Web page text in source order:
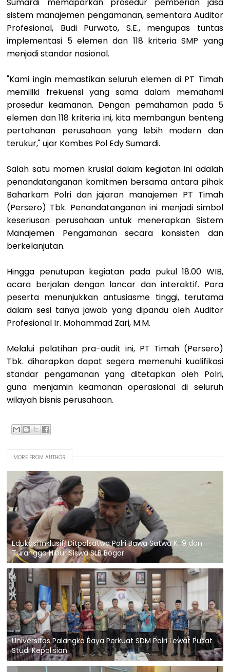
sistem manajemen pengamanan, sementara Auditor
Profesional, Budi Purwoto, S.E., mengupas tuntas
implementasi 5 elemen dan 118 kriteria SMP yang
menjadi standar nasional.
"Kami ingin memastikan seluruh elemen di PT Timah
memiliki frekuensi yang sama dalam memahami
prosedur keamanan. Dengan pemahaman pada 5
elemen dan 118 kriteria ini, kita membangun benteng
pertahanan perusahaan yang lebih modern dan
terukur," ujar Kombes Pol Edy Sumardi.
Salah satu momen krusial dalam kegiatan ini adalah
penandatanganan komitmen bersama antara pihak
Baharkam Polri dan jajaran manajemen PT Timah
(Persero) Tbk. Penandatanganan ini menjadi simbol
keseriusan perusahaan untuk menerapkan Sistem
Manajemen Pengamanan secara konsisten dan
berkelanjutan.
Hingga penutupan kegiatan pada pukul 18.00 WIB,
acara berjalan dengan lancar dan interaktif. Para
peserta menunjukkan antusiasme tinggi, terutama
dalam sesi tanya jawab yang dipandu oleh Auditor
Profesional Ir. Mohammad Zari, M.M.
Melalui pelatihan pra-audit ini, PT Timah (Persero)
Tbk. diharapkan dapat segera memenuhi kualifikasi
standar pengamanan yang ditetapkan oleh Polri,
guna menjamin keamanan operasional di seluruh
wilayah bisnis perusahaan.
MORE FROM AUTHOR
Edukasi Inklusif, Ditpolsatwa Polri Bawa Satwa K-9 dan
Turangga Hibur Siswa SLB Bogor
Universitas Palangka Raya Perkuat SDM Polri Lewat Pusat
Studi Kepolisian